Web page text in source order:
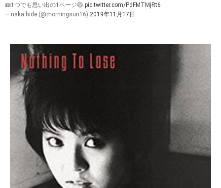
📼1つでも思い出の1ページ😄 pic.twitter.com/PdFMTMjRt6
— naka hide (@morningsun16) 2019年11月17日